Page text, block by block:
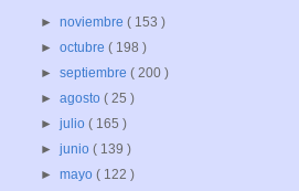
►noviembre( 153 )
►octubre( 198 )
►septiembre( 200 )
►agosto( 25 )
►julio( 165 )
►junio( 139 )
►mayo( 122 )